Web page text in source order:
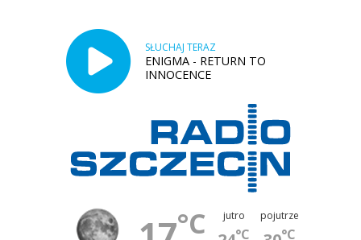
SŁUCHAJ TERAZ
ENIGMA - RETURN TO
INNOCENCE
°C jutro
°C
pojutrze
°C